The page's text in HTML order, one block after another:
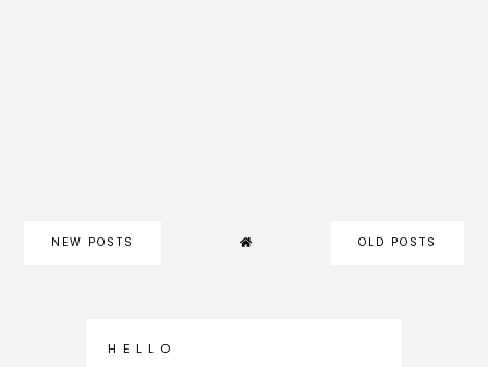
NEW POSTS OLD POSTS
H E L L O